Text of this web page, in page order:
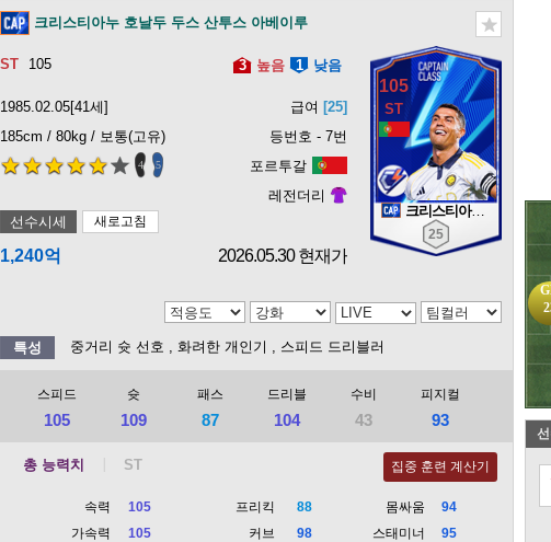
크리스티아누 호날두 두스 산투스 아베이루
105 3 높음 1 낮음
1985.02.05[41세] 급여 [25]
185cm / 80kg / 보통(고유)
등번호 - 7번
4 5
포르투갈
레전더리
선수시세
새로고침
1,240억 2026.05.30 현재가
105
크리스티아누 호날두
25
특성 중거리 슛 선호 , 화려한 개인기 , 스피드 드리블러
스피드
105
슛
109
패스
87
드리블
104
수비
43
피지컬
93
총 능력치 집중 훈련 계산기
속력
105
가속력
105
프리킥
88
커브
98
몸싸움
94
스태미너
95